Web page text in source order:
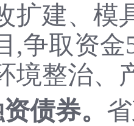
扩建、模
,争取资
境整治、
债券。